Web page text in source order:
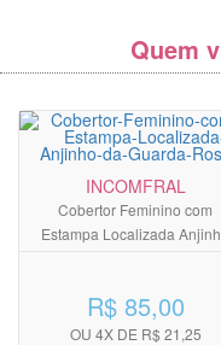
Quem
INCOMFRAL
Cobertor Feminino com
Estampa Localizada
R$ 85,00
OU 4X DE R$ 21,25